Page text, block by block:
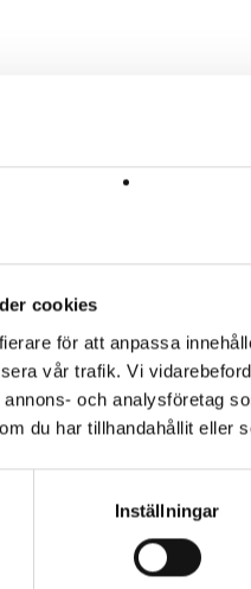
cookies
för att anpassa
vår trafik. Vi
och analysföretag
du har tillhandahållit eller
Inställningar